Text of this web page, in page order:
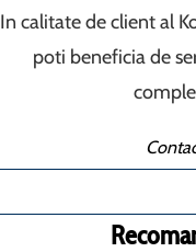
In calitate de client al
poti beneficia de